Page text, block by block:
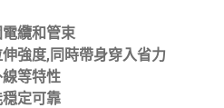
纜和管束
強度,同時帶身穿入省力
等特性
定可靠